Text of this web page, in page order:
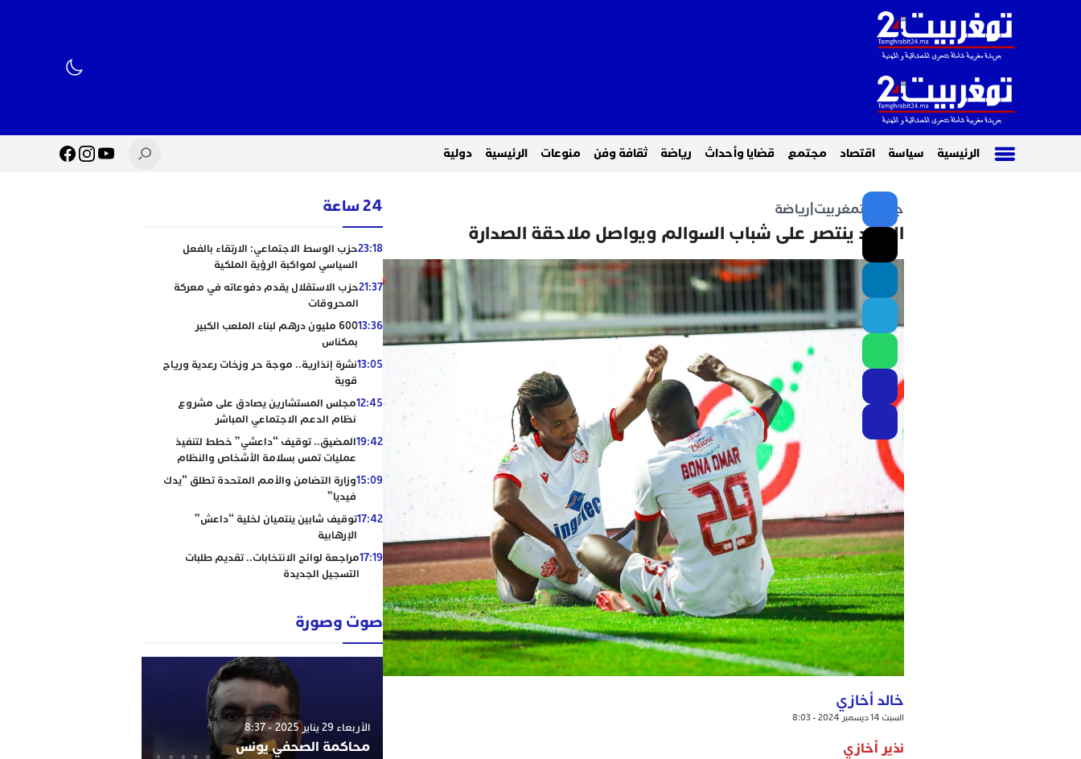
الرئيسية سياسة اقتصاد مجتمع قضايا وأحداث رياضة ثقافة وفن منوعات الرئيسية دولية
جريدة تمغربيت رياضة
الوداد ينتصر على شباب السوالم ويواصل ملاحقة الصدارة
خالد أخازي
السبت 14 ديسمبر 2024 - 8:03
نذير أخازي
24 ساعة
23:18حزب الوسط الاجتماعي: الارتقاء بالفعل
السياسي لمواكبة الرؤية الملكية
21:37حزب الاستقلال يقدم دفوعاته في معركة
المحروقات
13:36
600 مليون درهم لبناء الملعب الكبير
بمكناس
13:05نشرة إنذارية.. موجة حر وزخات رعدية ورياح
قوية
12:45مجلس المستشارين يصادق على مشروع
نظام الدعم الاجتماعي المباشر
19:42المضيق.. توقيف “داعشي” خطط لتنفيذ
عمليات تمس بسلامة الأشخاص والنظام
15:09وزارة التضامن والأمم المتحدة تطلق “يدك
فيديا”
17:42توقيف شابين ينتميان لخلية “داعش”
الإرهابية
17:19مراجعة لوائح الانتخابات.. تقديم طلبات
التسجيل الجديدة
صوت وصورة
الأربعاء 29 يناير 2025 - 8:37
محاكمة الصحفي يونس